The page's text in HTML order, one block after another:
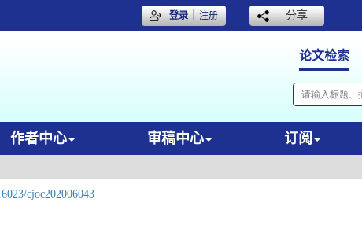
登录｜注册 分享
论文检索
作者中心 审稿中心 订阅
cjoc202006043